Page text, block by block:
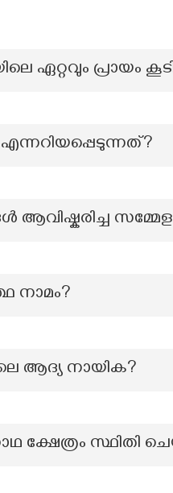
ഏറ്റവും പ്രായം
ആവിഷ്കരിച്ച
നാമം?
ആദ്യ നായിക?
ക്ഷേത്രം സ്ഥിതി